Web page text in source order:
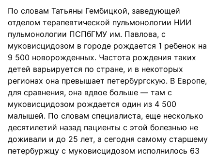
По словам Татьяны Гембицкой, заведующей
отделом терапевтической пульмонологии НИИ
пульмонологии ПСПбГМУ им. Павлова, с
муковисцидозом в городе рождается 1 ребенок на
9 500 новорожденных. Частота рождения таких
детей варьируется по стране, и в некоторых
регионах она превышает петербургскую. В Европе,
для сравнения, она вдвое больше — там с
муковисцидозом рождается один из 4 500
малышей. По словам специалиста, еще несколько
десятилетий назад пациенты с этой болезнью не
доживали и до 25 лет, а сегодня самому старшему
петербуржцу с муковисцидозом исполнилось 63